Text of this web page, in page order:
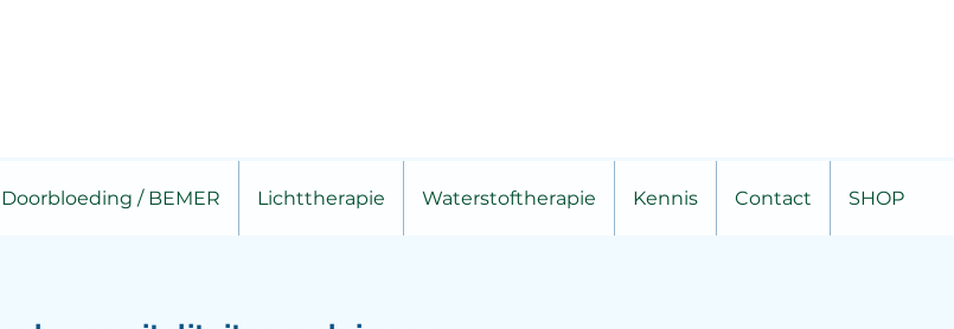
Doorbloeding / BEMER Lichttherapie Waterstoftherapie Kennis Contact SHOP